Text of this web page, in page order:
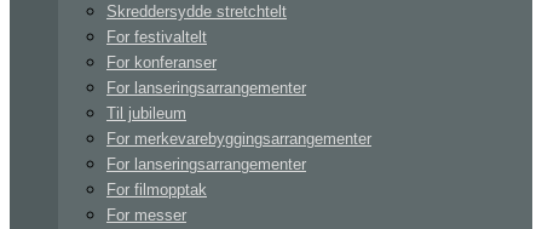
Skreddersydde stretchtelt
For festivaltelt
For konferanser
For lanseringsarrangementer
Til jubileum
For merkevarebyggingsarrangementer
For lanseringsarrangementer
For filmopptak
For messer